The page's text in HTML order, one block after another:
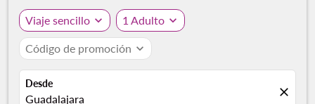
Viaje sencillo expand_more 1 Adulto expand_more
Código de promoción expand_more
Desde
Guadalajara close